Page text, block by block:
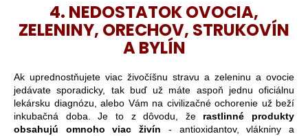
4. NEDOSTATOK OVOCIA,
ZELENINY, ORECHOV, STRUKOVÍN
A BYLÍN
Ak uprednostňujete viac živočíšnu stravu a zeleninu a ovocie
jedávate sporadicky, tak buď už máte aspoň jednu oficiálnu
lekársku diagnózu, alebo Vám na civilizačné ochorenie už beží
inkubačná doba. Je to z dôvodu, že rastlinné produkty
obsahujú omnoho viac živín - antioxidantov, vlákniny a